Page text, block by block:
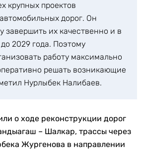
крупных проектов
дорог. Он
завершить их качественно и в
2029 года. Поэтому
работу максимально
решать возникающие
Нурлыбек Налибаев.
о ходе реконструкции дорог
– Шалкар, трассы через
Жургенова в направлении